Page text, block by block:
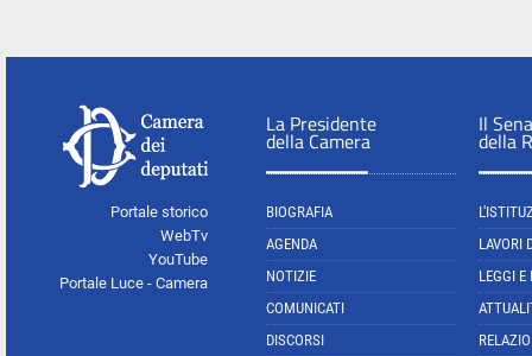
Portale storico
WebTv
YouTube
Portale Luce - Camera
La Presidente
della Camera
BIOGRAFIA
AGENDA
NOTIZIE
COMUNICATI
DISCORSI
Il
della
LAVORI
LEGGI E